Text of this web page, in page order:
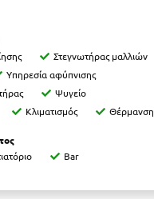
Στεγνωτήρας μαλλιών
Υπηρεσία αφύπνισης
Ψυγείο
Κλιματισμός Θέρμανση
Bar